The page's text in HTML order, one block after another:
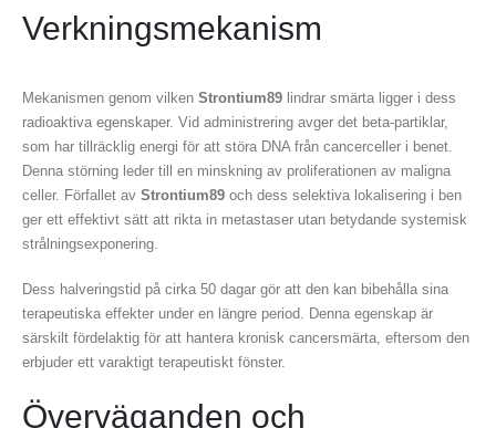
Verkningsmekanism
Mekanismen genom vilken Strontium89 lindrar smärta ligger i dess
radioaktiva egenskaper. Vid administrering avger det beta-partiklar,
som har tillräcklig energi för att störa DNA från cancerceller i benet.
Denna störning leder till en minskning av proliferationen av maligna
celler. Förfallet av Strontium89 och dess selektiva lokalisering i ben
ger ett effektivt sätt att rikta in metastaser utan betydande systemisk
strålningsexponering.
Dess halveringstid på cirka 50 dagar gör att den kan bibehålla sina
terapeutiska effekter under en längre period. Denna egenskap är
särskilt fördelaktig för att hantera kronisk cancersmärta, eftersom den
erbjuder ett varaktigt terapeutiskt fönster.
Överväganden och